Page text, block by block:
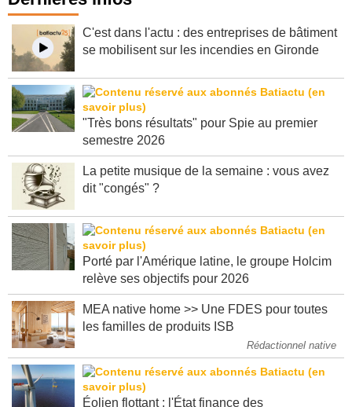
Dernières infos
C'est dans l'actu : des entreprises de bâtiment
"Très bons résultats" pour Spie au premier
La petite musique de la semaine : vous avez
Porté par l'Amérique latine, le groupe Holcim
MEA native home >> Une FDES pour toutes
Rédactionnel native